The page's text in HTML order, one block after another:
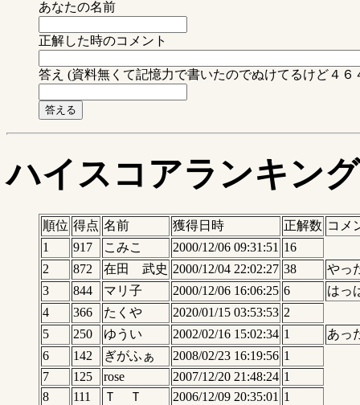
あなたの名前
正解した時のコメント
答え (資料無くて記憶力で書いたのでぬけてるけど４６
ハイスコアランキング
順位 得点 名前 獲得日時 正解数 コメ
1
917 こみこ 2000/12/06 09:31:51 16
2
872 在田 武史 2000/12/04 22:02:27 38
やっ
3
844 マリ子 2000/12/06 16:06:25 6
はっ
4
366 たくや 2020/01/15 03:53:53 2
5
250 ゆうい 2002/02/16 15:02:34 1
あっ
6
142 ぎがふぁ 2008/02/23 16:19:56 1
7
125 rose 2007/12/20 21:48:24 1
8
111 Ｔ Ｔ 2006/12/09 20:35:01 1